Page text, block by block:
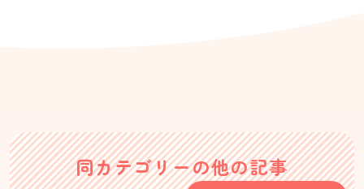
同カテゴリーの他の記事